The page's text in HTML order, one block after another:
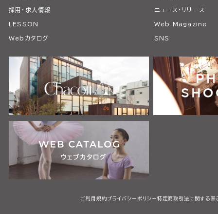
採用・求人情報 ニュース・リリース
LESSON Web Magazine
Webカタログ SNS
ご利用規約プライバシーポリシー特定商取引法に関する表